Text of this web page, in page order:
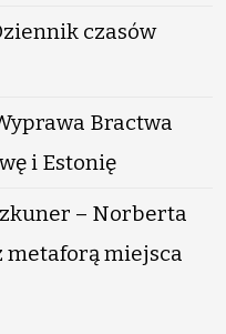
czasów
Bractwa
i Estonię
– Norberta
metaforą miejsca